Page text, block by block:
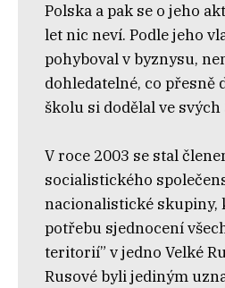
Polska a pak se o jeho
let nic neví. Podle jeho
pohyboval v byznysu,
dohledatelné, co přesně
školu si dodělal ve svých
V roce 2003 se stal
socialistického
nacionalistické skupiny,
potřebu sjednocení
teritorií” v jedno Velké
Rusové byli jediným